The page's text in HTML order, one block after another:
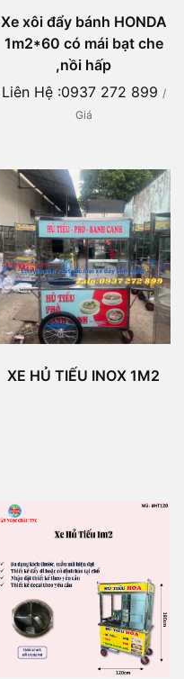
Xe xôi đẩy bánh HONDA
1m2*60 có mái bạt che
,nồi hấp
Liên Hệ :0937 272 899 /
Giá
XE HỦ TIẾU INOX 1M2